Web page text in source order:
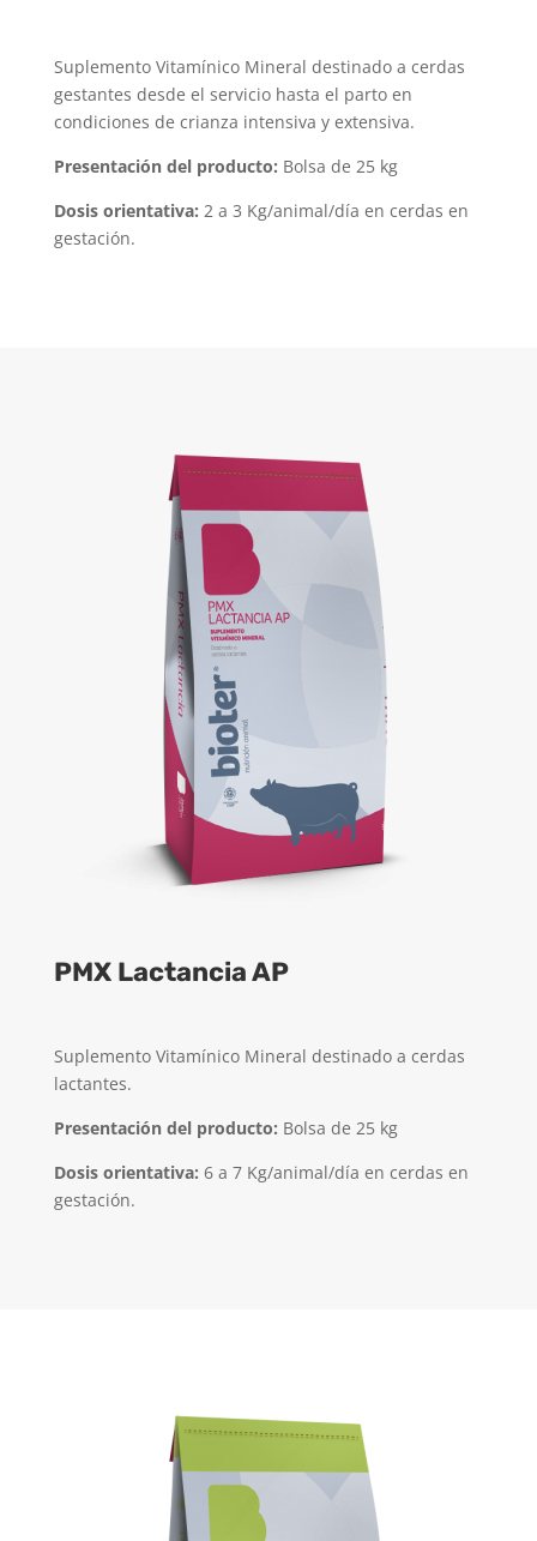
Suplemento Vitamínico Mineral destinado a cerdas
gestantes desde el servicio hasta el parto en
condiciones de crianza intensiva y extensiva.
Presentación del producto: Bolsa de 25 kg
Dosis orientativa: 2 a 3 Kg/animal/día en cerdas en
gestación.
PMX Lactancia AP
Suplemento Vitamínico Mineral destinado a cerdas
lactantes.
Presentación del producto: Bolsa de 25 kg
Dosis orientativa: 6 a 7 Kg/animal/día en cerdas en
gestación.